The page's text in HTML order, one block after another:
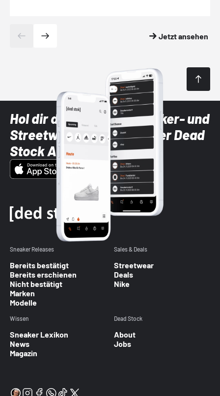
Jetzt ansehen
Hol dir die neuesten Sneaker- und
Streetwear-Brands mit der Dead
Stock App
Sneaker Releases
Bereits bestätigt
Bereits erschienen
Nicht bestätigt
Marken
Modelle
Sales & Deals
Streetwear
Deals
Nike
Wissen
Sneaker Lexikon
News
Magazin
Dead Stock
About
Jobs